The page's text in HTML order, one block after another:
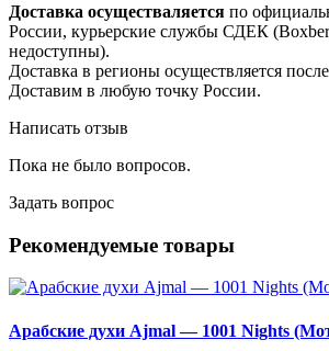
Доставка осуществаляется по
России, курьерские службы СДЕК
недоступны).
Доставка в регионы осуществляется
Доставим в любую точку России.
Написать отзыв
Пока не было вопросов.
Задать вопрос
Рекомендуемые товары
Арабские духи Ajmal — 1001 Nights